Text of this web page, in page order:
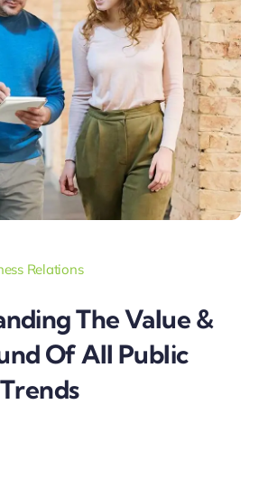
Relations
The Value &
Of All Public